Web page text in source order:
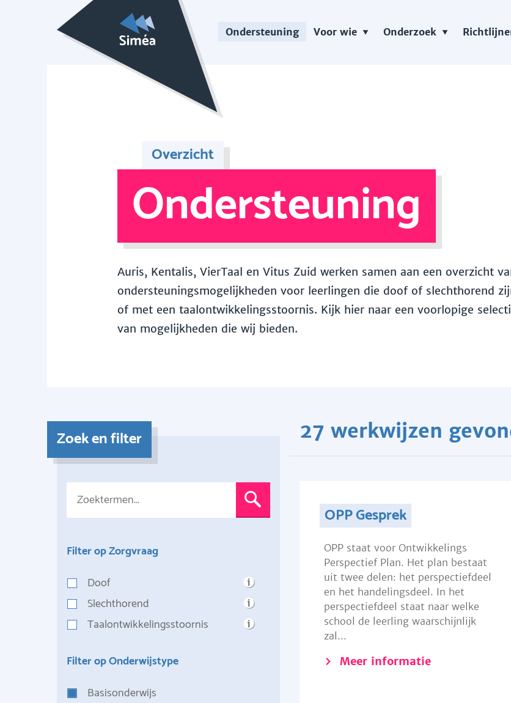
Ondersteuning Voor wie Onderzoek
Overzicht
Ondersteuning
Auris, Kentalis, VierTaal en Vitus Zuid werken samen aan een overzicht
ondersteuningsmogelijkheden voor leerlingen die doof of slechthorend
of met een taalontwikkelingsstoornis. Kijk hier naar een voorlopige
van mogelijkheden die wij bieden.
Zoek en filter
Filter op Zorgvraag
Doof
Slechthorend
Taalontwikkelingsstoornis
Filter op Onderwijstype
Basisonderwijs
27 werkwijzen
OPP Gesprek
OPP staat voor Ontwikkelings
Perspectief Plan. Het plan bestaat
uit twee delen: het perspectiefdeel
en het handelingsdeel. In het
perspectiefdeel staat naar welke
school de leerling waarschijnlijk
zal...
Meer informatie